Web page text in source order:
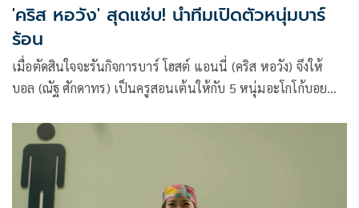
'คริส หอวัง' สุดแซ่บ! นำทีมเปิดตัวหนุ่มบาร์
ร้อน
เมื่อตัดสินใจจะรันกิจการบาร์ โฮสต์ แอนนี่ (คริส หอวัง) จึงให้
บอล (ณัฐ ศักดาทร) เป็นครูสอนเต้นให้กับ 5 หนุ่มอะโกโก้บอย
ยุทธ (กาย ศิวกร) และ ออโต้ (ท็อปแท็ป จิรกิตติ์) พร้อมช่วยเทรน
ให้ก่อนเปิดร้าน ซึ่งบาร์นี้ แอนนี่ มั่นใจสุดๆ ว่าจะสามารถเปลี่ยน
ชีวิตเธอให้ ร่ำรวยขึ้นได้ พร้อมเปิดตัวอะโกโก้บอยทีมแอนนี่ สุด
แซ่บ กับชื่อร้านใหม่สุดซี๊ด MAMA GOGO